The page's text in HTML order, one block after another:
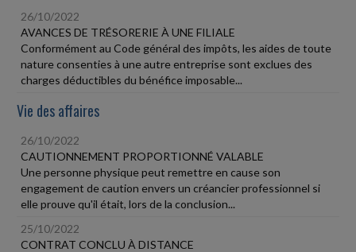
26/10/2022
AVANCES DE TRÉSORERIE À UNE FILIALE
Conformément au Code général des impôts, les aides de toute
nature consenties à une autre entreprise sont exclues des
charges déductibles du bénéfice imposable...
Vie des affaires
26/10/2022
CAUTIONNEMENT PROPORTIONNÉ VALABLE
Une personne physique peut remettre en cause son
engagement de caution envers un créancier professionnel si
elle prouve qu'il était, lors de la conclusion...
25/10/2022
CONTRAT CONCLU À DISTANCE